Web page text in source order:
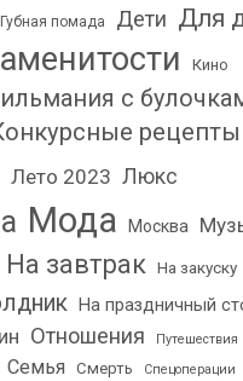
Губная помада Дети Для
Кино
с
рецепты
Лето 2023 Люкс
Мода Москва
На завтрак На закуску
На праздничный
Отношения Путешествия
Семья Смерть Спецоперации